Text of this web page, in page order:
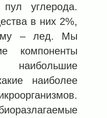
углерода.
в них 2%,
‒ лед. Мы
компоненты
наиболее